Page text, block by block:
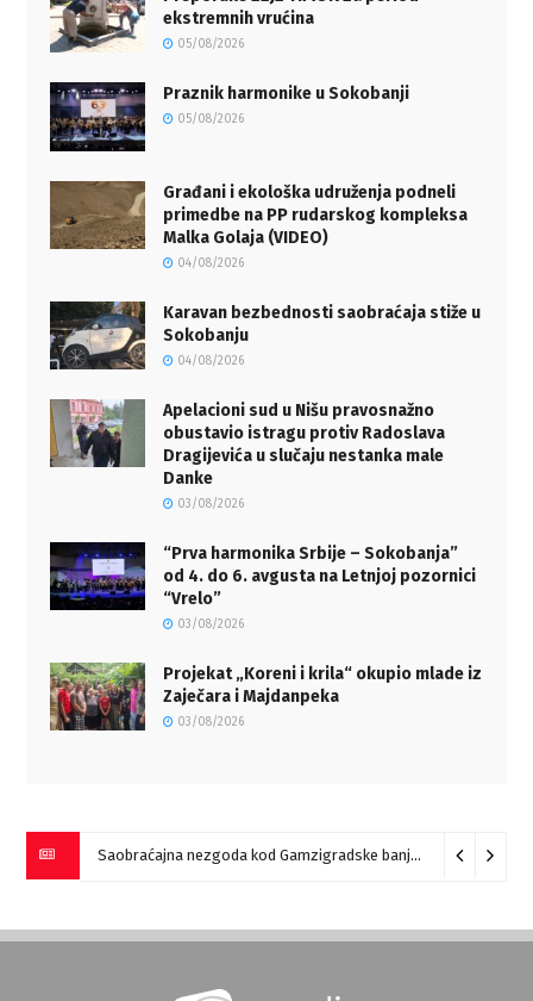
ekstremnih vrućina
05/08/2026
Praznik harmonike u Sokobanji
05/08/2026
Građani i ekološka udruženja podneli
primedbe na PP rudarskog kompleksa
Malka Golaja (VIDEO)
04/08/2026
Karavan bezbednosti saobraćaja stiže u
Sokobanju
04/08/2026
Apelacioni sud u Nišu pravosnažno
obustavio istragu protiv Radoslava
Dragijevića u slučaju nestanka male
Danke
03/08/2026
“Prva harmonika Srbije – Sokobanja”
od 4. do 6. avgusta na Letnjoj pozornici
“Vrelo”
03/08/2026
Projekat „Koreni i krila“ okupio mlade iz
Zaječara i Majdanpeka
03/08/2026
Saobraćajna nezgoda kod Gamzigradske banje 05/08/2026